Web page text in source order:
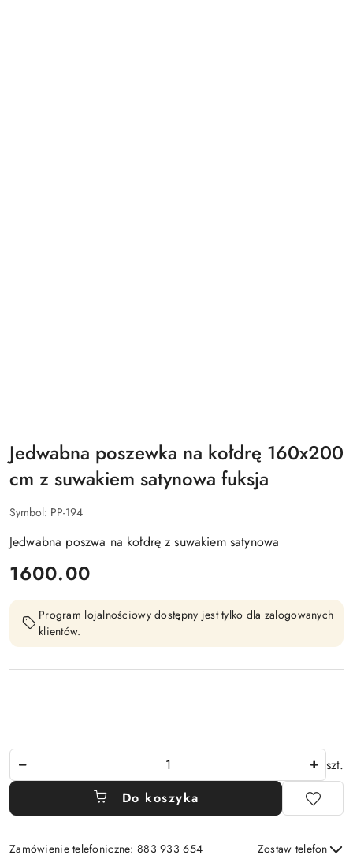
Jedwabna poszewka na kołdrę 160x200
cm z suwakiem satynowa fuksja
Symbol: PP-194
Jedwabna poszwa na kołdrę z suwakiem satynowa
cena:
1600.00
Program lojalnościowy dostępny jest tylko dla zalogowanych
klientów.
szt.
Do koszyka
Zamówienie telefoniczne: 883 933 654 Zostaw telefon